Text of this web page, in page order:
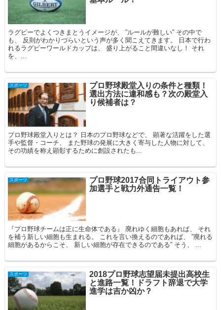
ラグビーでよくつきまとうイメージが、 ”ルールが難しい” その中で
も、 反則がわかりづらいという声が多く聞こえてきます。 日本で行わ
れるラグビーワールドカップは、 盛り上がること間違いなし！ それ
を、...
スポーツ
プロ野球殿堂入りの条件と種類！
選出方法に違和感も？次の殿堂入
り候補者は？
プロ野球殿堂入りとは？ 日本のプロ野球などで、 顕著な活躍をした選
手や監督・コーチ、 また野球の発展に大きく寄与した人物に対して、
その功績を称え顕彰するために創設されたも...
スポーツ
プロ野球2017合同トライアウト参
加選手と戦力外通告一覧！
『プロ野球チームは正に生命体である』 廃れゆく細胞もあれば、 それ
を補う新しい細胞も生まれる。 これを言い換えるのであれば、 ”廃れる
細胞があるからこそ、 新しい細胞が存在できるのである” そう、 ...
スポーツ
2018プロ野球志望届未提出高校生
と進路一覧！ドラフト辞退で大学
進学は吉か凶か？